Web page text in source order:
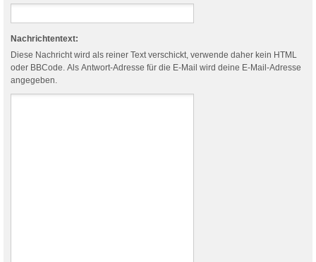
Nachrichtentext:
Diese Nachricht wird als reiner Text verschickt, verwende daher kein HTML
oder BBCode. Als Antwort-Adresse für die E-Mail wird deine E-Mail-Adresse
angegeben.